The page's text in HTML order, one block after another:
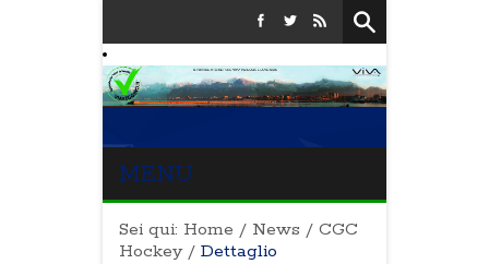
MENU
Sei qui: Home / News / CGC
Hockey / Dettaglio